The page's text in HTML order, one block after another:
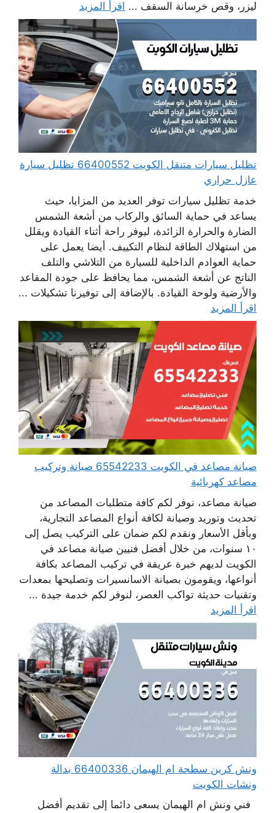
ليزر، وقص خرسانة السقف ... اقرأ المزيد
تظليل سيارات متنقل الكويت 66400552 تظليل سيارة
عازل حراري
خدمة تظليل سيارات توفر العديد من المزايا، حيث
يساعد في حماية السائق والركاب من أشعة الشمس
الضارة والحرارة الزائدة، ليوفر راحة أثناء القيادة ويقلل
من استهلاك الطاقة لنظام التكييف. أيضا يعمل على
حماية العوادم الداخلية للسيارة من التلاشي والتلف
الناتج عن أشعة الشمس، مما يحافظ على جودة المقاعد
والأرضية ولوحة القيادة. بالإضافة إلى توفيرنا تشكيلات ...
اقرأ المزيد
صيانة مصاعد في الكويت 65542233 صيانة وتركيب
مصاعد كهربائية
صيانة مصاعد، نوفر لكم كافة متطلبات المصاعد من
تحديث وتوريد وصيانة لكافة أنواع المصاعد التجارية،
وبأقل الأسعار ونقدم لكم ضمان على التركيب يصل إلى
١٠ سنوات، من خلال أفضل فنيين صيانة مصاعد في
الكويت لديهم خبرة عريقة في تركيب المصاعد بكافة
أنواعها، ويقومون بصيانة الاسانسيرات وتصليحها بمعدات
وتقنيات حديثة تواكب العصر، لنوفر لكم خدمة جيدة ...
اقرأ المزيد
ونش كرين سطحة ام الهيمان 66400336 بدالة
ونشات الكويت
فني ونش ام الهيمان يسعى دائما إلى تقديم أفضل